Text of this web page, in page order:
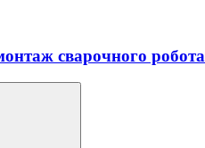
сварочного робота